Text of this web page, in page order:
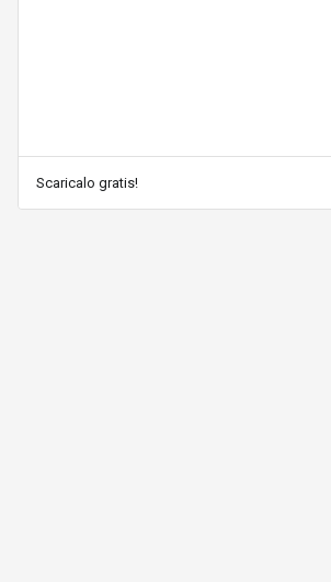
Scaricalo gratis!